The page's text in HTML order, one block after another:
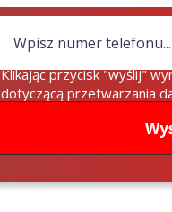
Klikając przycisk "wyślij"
dotyczącą przetwarzania